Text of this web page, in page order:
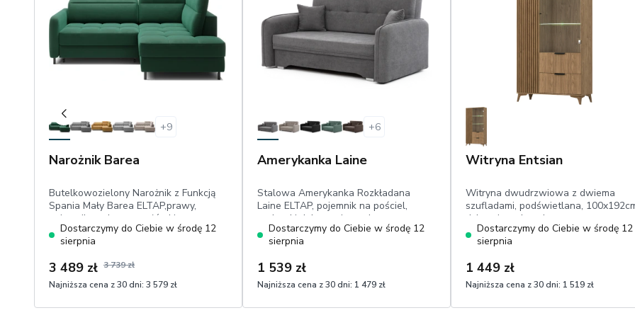
+9
Narożnik Barea
Butelkowozielony Narożnik z Funkcją
Spania Mały Barea ELTAP,prawy,
pojemnik, ruchome zagłówki,
powierzchnia spania: 160 cm x 128 cm,
przyjemny w dotyku plusz
Dostarczymy do Ciebie w środę 12
sierpnia
3 489 zł 3 739 zł
Najniższa cena z 30 dni: 3 579 zł
+6
Amerykanka Laine
Stalowa Amerykanka Rozkładana
Laine ELTAP, pojemnik na pościel,
poduszki dekoracyjne, odporny na
ścieranie szenil
Dostarczymy do Ciebie w środę 12
sierpnia
1 539 zł
Najniższa cena z 30 dni: 1 479 zł
Witryna Entsian
Witryna dwudrzwiowa z dwiema
szufladami, podświetlana,
dąb artisan, lamele
Dostarczymy do Ciebie w środę 12
sierpnia
1 449 zł
Najniższa cena z 30 dni: 1 519 zł